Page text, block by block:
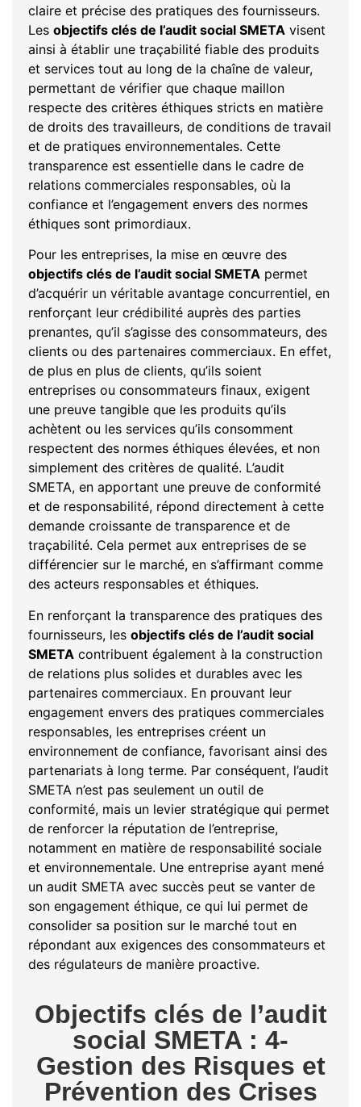
claire et précise des pratiques des fournisseurs.
Les objectifs clés de l’audit social SMETA visent
ainsi à établir une traçabilité fiable des produits
et services tout au long de la chaîne de valeur,
permettant de vérifier que chaque maillon
respecte des critères éthiques stricts en matière
de droits des travailleurs, de conditions de travail
et de pratiques environnementales. Cette
transparence est essentielle dans le cadre de
relations commerciales responsables, où la
confiance et l’engagement envers des normes
éthiques sont primordiaux.
Pour les entreprises, la mise en œuvre des
objectifs clés de l’audit social SMETA permet
d’acquérir un véritable avantage concurrentiel, en
renforçant leur crédibilité auprès des parties
prenantes, qu’il s’agisse des consommateurs, des
clients ou des partenaires commerciaux. En effet,
de plus en plus de clients, qu’ils soient
entreprises ou consommateurs finaux, exigent
une preuve tangible que les produits qu’ils
achètent ou les services qu’ils consomment
respectent des normes éthiques élevées, et non
simplement des critères de qualité. L’audit
SMETA, en apportant une preuve de conformité
et de responsabilité, répond directement à cette
demande croissante de transparence et de
traçabilité. Cela permet aux entreprises de se
différencier sur le marché, en s’affirmant comme
des acteurs responsables et éthiques.
En renforçant la transparence des pratiques des
fournisseurs, les objectifs clés de l’audit social
SMETA contribuent également à la construction
de relations plus solides et durables avec les
partenaires commerciaux. En prouvant leur
engagement envers des pratiques commerciales
responsables, les entreprises créent un
environnement de confiance, favorisant ainsi des
partenariats à long terme. Par conséquent, l’audit
SMETA n’est pas seulement un outil de
conformité, mais un levier stratégique qui permet
de renforcer la réputation de l’entreprise,
notamment en matière de responsabilité sociale
et environnementale. Une entreprise ayant mené
un audit SMETA avec succès peut se vanter de
son engagement éthique, ce qui lui permet de
consolider sa position sur le marché tout en
répondant aux exigences des consommateurs et
des régulateurs de manière proactive.
Objectifs clés de l’audit
social SMETA : 4-
Gestion des Risques et
Prévention des Crises